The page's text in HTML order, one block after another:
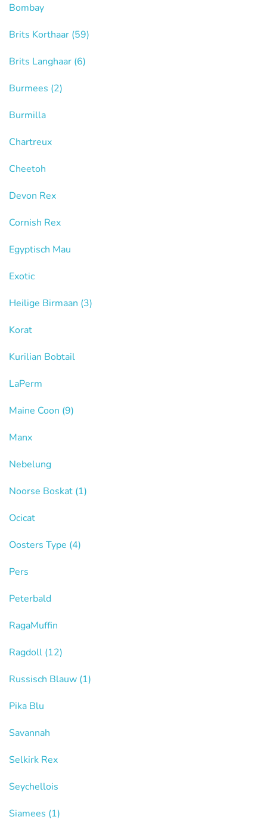
Bombay
Brits Korthaar (59)
Brits Langhaar (6)
Burmees (2)
Burmilla
Chartreux
Cheetoh
Devon Rex
Cornish Rex
Egyptisch Mau
Exotic
Heilige Birmaan (3)
Korat
Kurilian Bobtail
LaPerm
Maine Coon (9)
Manx
Nebelung
Noorse Boskat (1)
Ocicat
Oosters Type (4)
Pers
Peterbald
RagaMuffin
Ragdoll (12)
Russisch Blauw (1)
Pika Blu
Savannah
Selkirk Rex
Seychellois
Siamees (1)